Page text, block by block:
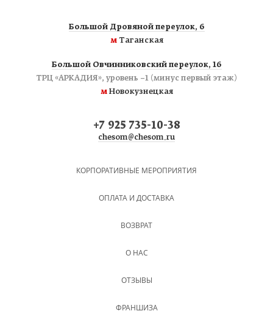
Большой Дровяной переулок, 6
мТаганская
Большой Овчинниковский переулок, 16
ТРЦ «АРКАДИЯ», уровень −1 (минус первый этаж)
мНовокузнецкая
+7 925 735-10-38
chesom@chesom.ru
КОРПОРАТИВНЫЕ МЕРОПРИЯТИЯ
ОПЛАТА И ДОСТАВКА
ВОЗВРАТ
О НАС
ОТЗЫВЫ
ФРАНШИЗА